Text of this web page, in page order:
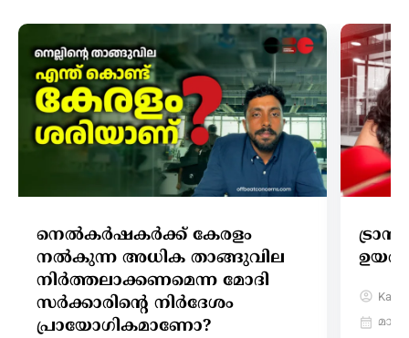
നെൽകർഷകർക്ക് കേരളം
നൽകുന്ന അധിക താങ്ങുവില
നിർത്തലാക്കണമെന്ന മോദി
സർക്കാരിന്റെ നിർദേശം
പ്രായോഗികമാണോ?